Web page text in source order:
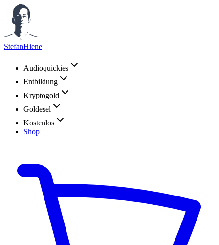
StefanHiene
Audioquickies
Entbildung
Kryptogold
Goldesel
Kostenlos
Shop